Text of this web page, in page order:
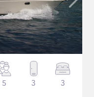
5 3 3